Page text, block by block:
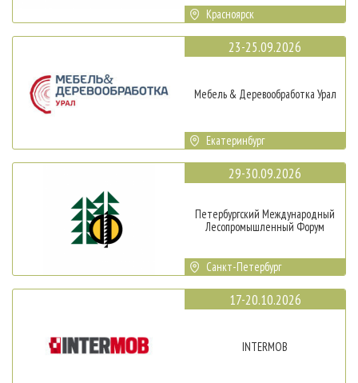
Красноярск
23-25.09.2026
Мебель & Деревообработка Урал
Екатеринбург
29-30.09.2026
Петербургский Международный
Лесопромышленный Форум
Санкт-Петербург
17-20.10.2026
INTERMOB